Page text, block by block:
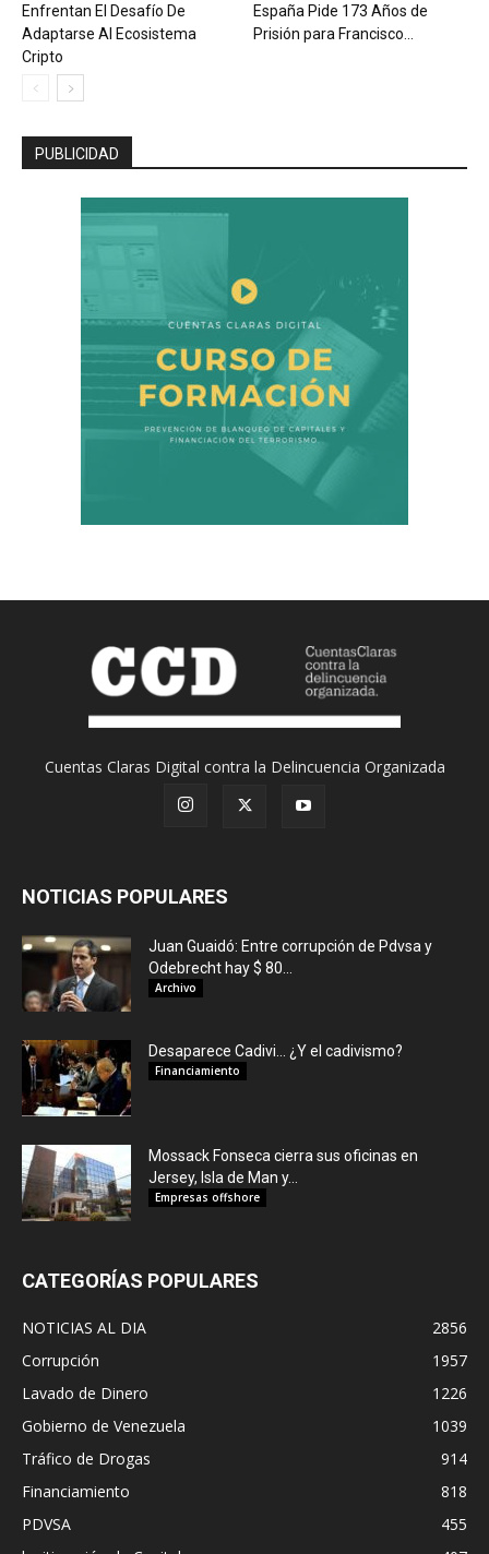
Enfrentan El Desafío De
Adaptarse Al Ecosistema
Cripto
España Pide 173 Años de
Prisión para Francisco...
PUBLICIDAD
Cuentas Claras Digital contra la Delincuencia Organizada
NOTICIAS POPULARES
Juan Guaidó: Entre corrupción de Pdvsa y
Odebrecht hay $ 80...
Archivo
Desaparece Cadivi… ¿Y el cadivismo?
Financiamiento
Mossack Fonseca cierra sus oficinas en
Jersey, Isla de Man y...
Empresas offshore
CATEGORÍAS POPULARES
NOTICIAS AL DIA
2856
Corrupción
1957
Lavado de Dinero
1226
Gobierno de Venezuela
1039
Tráfico de Drogas
914
Financiamiento
818
PDVSA
455